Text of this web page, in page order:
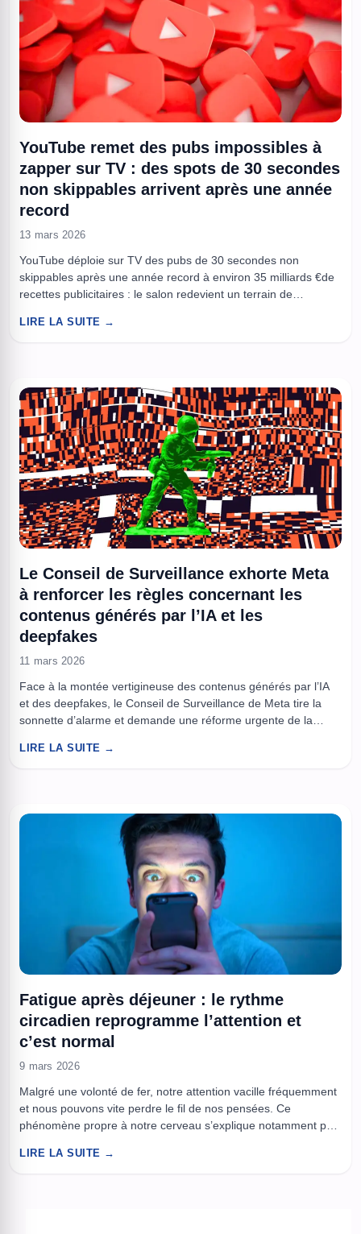
YouTube remet des pubs impossibles à
zapper sur TV : des spots de 30 secondes
non skippables arrivent après une année
record
13 mars 2026
YouTube déploie sur TV des pubs de 30 secondes non
skippables après une année record à environ 35 milliards €de
recettes publicitaires : le salon redevient un terrain de
de zapper après quelques secondes. Sur télé, YouTube
LIRE LA SUITE →
Le Conseil de Surveillance exhorte Meta
à renforcer les règles concernant les
contenus générés par l’IA et les
deepfakes
11 mars 2026
Face à la montée vertigineuse des contenus générés par l’IA
et des deepfakes, le Conseil de Surveillance de Meta tire la
sonnette d’alarme et demande une réforme urgente de la
période critique en matière de régulation des contenus créés
LIRE LA SUITE →
Fatigue après déjeuner : le rythme
circadien reprogramme l’attention et
c’est normal
9 mars 2026
Malgré une volonté de fer, notre attention vacille fréquemment
et nous pouvons vite perdre le fil de nos pensées. Ce
phénomène propre à notre cerveau s’explique notamment par
tout juste à comprendre pleinement. Le cerveau humain est
LIRE LA SUITE →